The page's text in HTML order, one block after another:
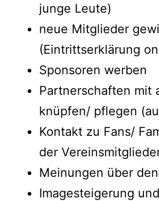
junge Leute)
neue Mitglieder
(Eintrittserklärung
Sponsoren werben
Partnerschaften mit
knüpfen/ pflegen
Kontakt zu Fans/
der
Meinungen über
Imagesteigerung